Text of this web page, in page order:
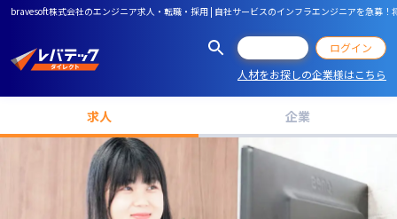
bravesoft株式会社のエンジニア求人・転職・採用 | 自社サービスのインフラエンジニアを急募
ログイン
人材をお探しの企業様はこちら
求人 企業